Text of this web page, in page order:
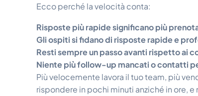
Ecco perché la velocità conta:
Risposte più rapide significano più
Gli ospiti si fidano di risposte rapide e
Resti sempre un passo avanti rispetto ai
Niente più follow-up mancati o contatti
Più velocemente lavora il tuo team, più
rispondere in pochi minuti anziché in ore,